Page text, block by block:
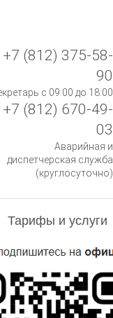
+7 (812) 375-58-
90
с 09:00 до 18:00
+7 (812) 670-49-
03
Аварийная и
диспетчерская служба
(круглосуточно)
Тарифы и услуги